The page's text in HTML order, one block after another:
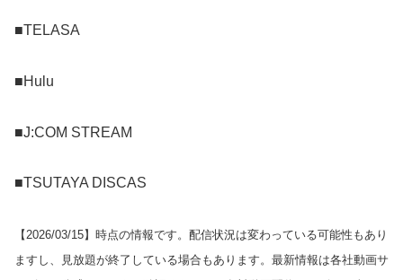
■TELASA
■Hulu
■J:COM STREAM
■TSUTAYA DISCAS
【2026/03/15】時点の情報です。配信状況は変わっている可能性もあり
ますし、見放題が終了している場合もあります。最新情報は各社動画サ